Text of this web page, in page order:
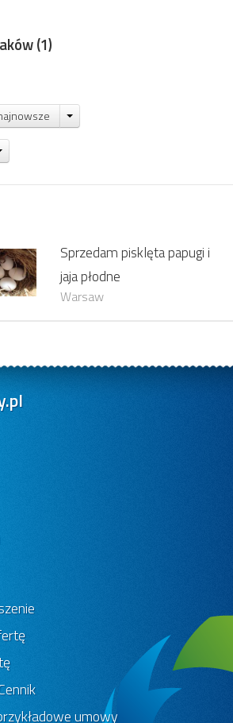
(1)
Sprzedam pisklęta papugi i
jaja płodne
Warsaw
umowy